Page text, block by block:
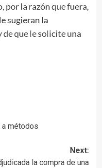
por la razón que fuera,
sugieran la
que le solicite una
a métodos
Next:
la compra de una